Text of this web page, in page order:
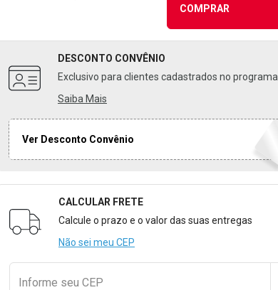
COMPRAR
DESCONTO CONVÊNIO
Exclusivo para clientes cadastrados no programa
Saiba Mais
Ver Desconto Convênio
Formulário para Calcular o Frete
CALCULAR FRETE
Calcule o prazo e o valor das suas entregas
Não sei meu CEP
Informe seu CEP